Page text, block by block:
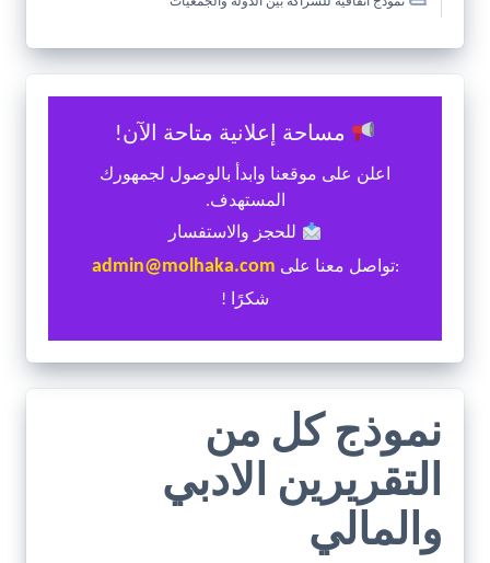
مساحة إعلانية متاحة الآن!
اعلن على موقعنا وابدأ بالوصول لجمهورك
المستهدف.
للحجز والاستفسار
:تواصل معنا على admin@molhaka.com
شكرًا !
نموذج كل من
التقريرين الادبي
والمالي